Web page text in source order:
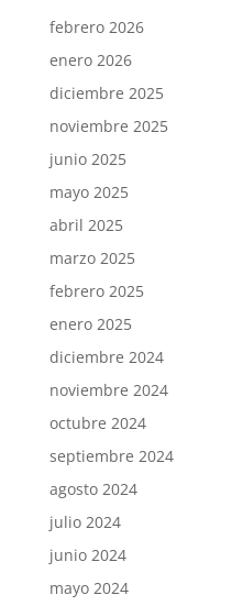
febrero 2026
enero 2026
diciembre 2025
noviembre 2025
junio 2025
mayo 2025
abril 2025
marzo 2025
febrero 2025
enero 2025
diciembre 2024
noviembre 2024
octubre 2024
septiembre 2024
agosto 2024
julio 2024
junio 2024
mayo 2024